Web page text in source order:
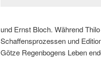
und Ernst Bloch. Während
Schaffensprozessen und
Götze Regenbogens Leben